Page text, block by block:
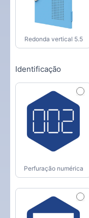
Redonda vertical 5.5
Identificação
Perfuração numérica